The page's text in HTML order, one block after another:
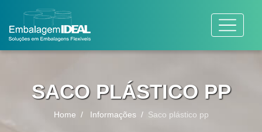
SACO PLÁSTICO PP
Home Informações Saco plástico pp